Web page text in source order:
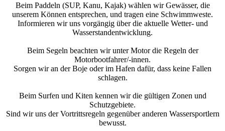
Beim Paddeln (SUP, Kanu, Kajak) wählen wir Gewässer, die
unserem Können entsprechen, und tragen eine Schwimmweste.
Informieren wir uns vorgängig über die aktuelle Wetter- und
Wasserstandentwicklung.
Beim Segeln beachten wir unter Motor die Regeln der
Motorbootfahrer/-innen.
Sorgen wir an der Boje oder im Hafen dafür, dass keine Fallen
schlagen.
Beim Surfen und Kiten kennen wir die gültigen Zonen und
Schutzgebiete.
Sind wir uns der Vortrittsregeln gegenüber anderen Wassersportlern
bewusst.